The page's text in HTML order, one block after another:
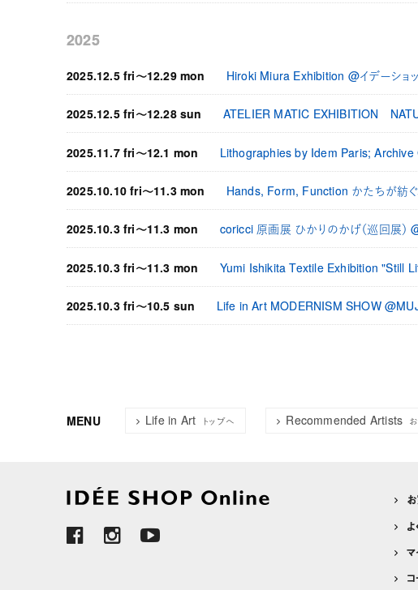
2025
2025.12.5 fri〜12.29 mon Hiroki Miura Exhibition @イデーショ
2025.12.5 fri〜12.28 sun ATELIER MATIC EXHIBITION
2025.11.7 fri〜12.1 mon Lithographies by Idem Paris; Archive
2025.10.10 fri〜11.3 mon Hands, Form, Function かたちが紡ぐ
2025.10.3 fri〜11.3 mon coricci 原画展 ひかりのかげ（巡回展）
2025.10.3 fri〜11.3 mon Yumi Ishikita Textile Exhibition "Still
2025.10.3 fri〜10.5 sun Life in Art MODERNISM SHOW
MENU Life in Art トップへ Recommended Artists